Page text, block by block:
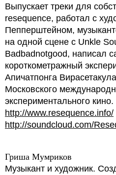
Выпускает треки для
resequence, работал с
Пепперштейном,
на одной сцене с Unkle
Badbadnotgood, написал
короткометражный
Апичатпонга
Московского
экспериментального кино.
http://www.resequence.info/
http://soundcloud.com/
Гриша Мумриков
Музыкант и художник.